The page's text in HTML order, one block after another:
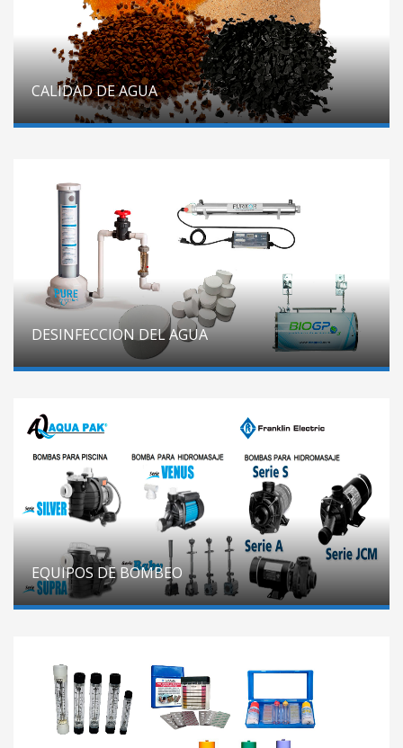
CALIDAD DE AGUA
DESINFECCION DEL AGUA
EQUIPOS DE BOMBEO